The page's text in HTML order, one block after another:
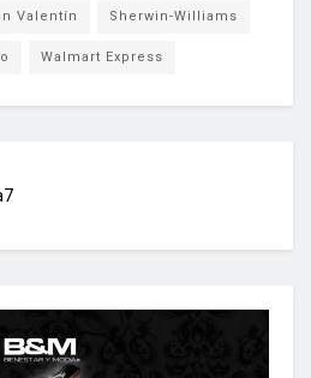
Valentín Sherwin-Williams
Walmart Express